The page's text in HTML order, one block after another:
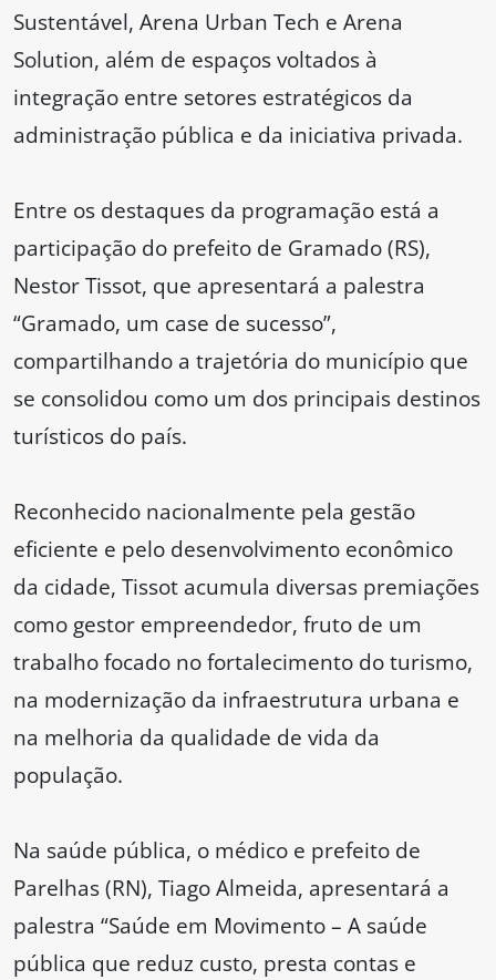
Sustentável, Arena Urban Tech e Arena
Solution, além de espaços voltados à
integração entre setores estratégicos da
administração pública e da iniciativa privada.
Entre os destaques da programação está a
participação do prefeito de Gramado (RS),
Nestor Tissot, que apresentará a palestra
“Gramado, um case de sucesso”,
compartilhando a trajetória do município que
se consolidou como um dos principais destinos
turísticos do país.
Reconhecido nacionalmente pela gestão
eficiente e pelo desenvolvimento econômico
da cidade, Tissot acumula diversas premiações
como gestor empreendedor, fruto de um
trabalho focado no fortalecimento do turismo,
na modernização da infraestrutura urbana e
na melhoria da qualidade de vida da
população.
Na saúde pública, o médico e prefeito de
Parelhas (RN), Tiago Almeida, apresentará a
palestra “Saúde em Movimento – A saúde
pública que reduz custo, presta contas e